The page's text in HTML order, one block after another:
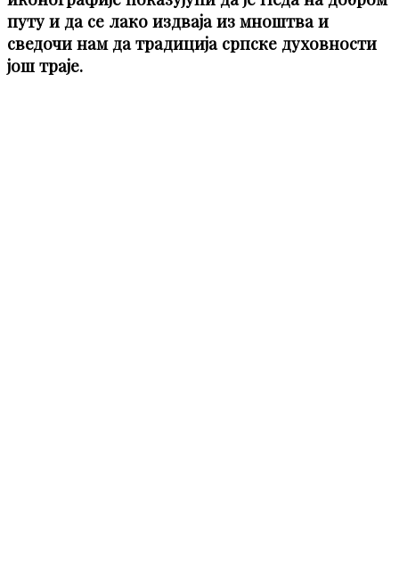
путу и да се лако издваја из мноштва и
сведочи нам да традиција српске духовности
још траје.